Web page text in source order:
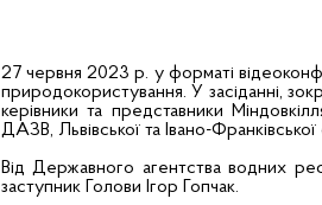
27 червня 2023 р. у форматі
природокористування. У засіданні,
керівники та представники
ДАЗВ, Львівської та Івано-
Від Державного агентства водних
заступник Голови Ігор Гопчак.